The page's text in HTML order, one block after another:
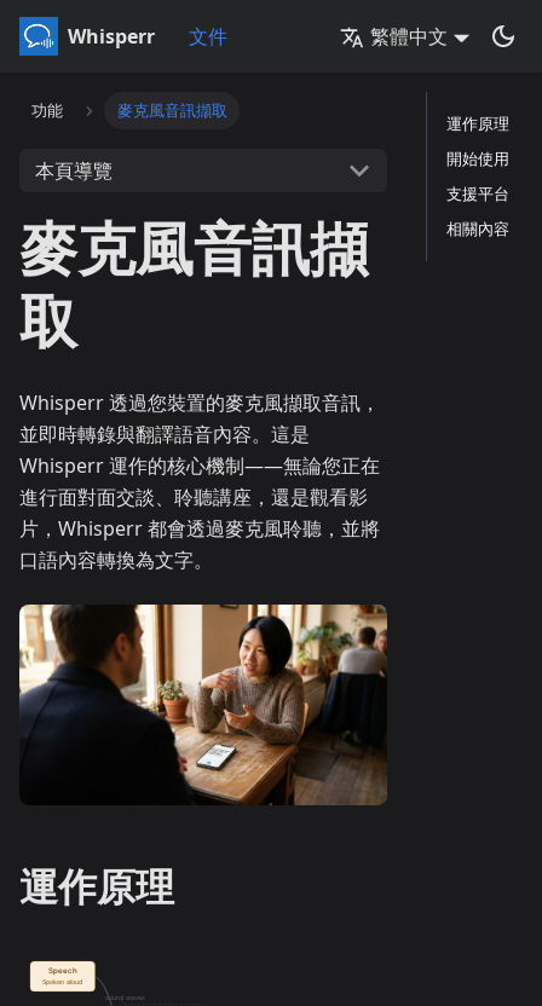
Whisperr 文件 繁體中文
功能 麥克風音訊擷取
本頁導覽
麥克風音訊擷
取
Whisperr 透過您裝置的麥克風擷取音訊，
並即時轉錄與翻譯語音內容。這是
Whisperr 運作的核心機制——無論您正在
進行面對面交談、聆聽講座，還是觀看影
片，Whisperr 都會透過麥克風聆聽，並將
口語內容轉換為文字。
運作原理
運作原理
開始使用
支援平台
相關內容